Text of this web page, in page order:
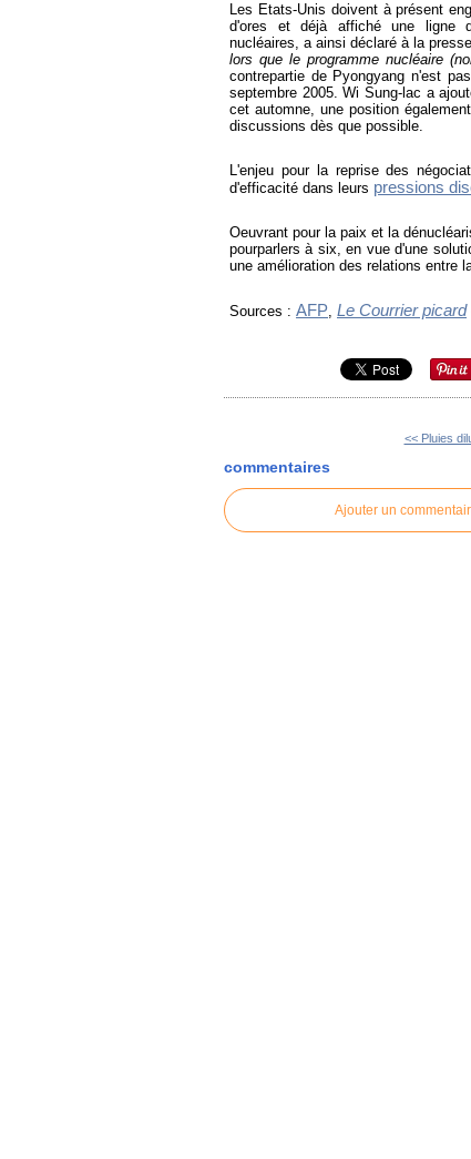
Les Etats-Unis doivent à présent
d'ores et déjà affiché une ligne
nucléaires, a ainsi déclaré à la
lors que le programme nucléaire
contrepartie de Pyongyang n'est
septembre 2005. Wi Sung-lac a
cet automne, une position
discussions dès que possible.
L'enjeu pour la reprise des
d'efficacité dans leurs pressions
Oeuvrant pour la paix et la
pourparlers à six, en vue d'une
une amélioration des relations entre
Sources : AFP, Le Courrier picard
<< Pluies
commentaires
Ajouter un